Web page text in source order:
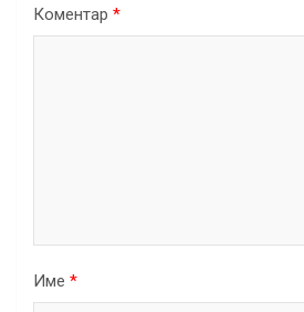
Коментар *
Име *